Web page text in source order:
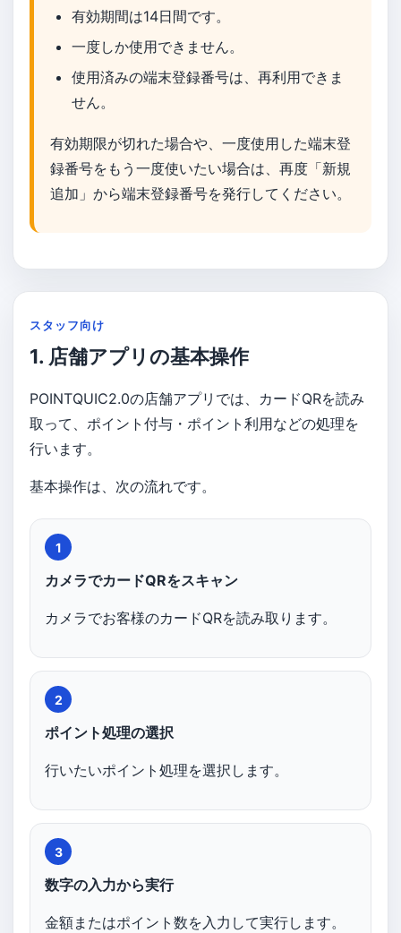
有効期間は14日間です。
一度しか使用できません。
使用済みの端末登録番号は、再利用できま
せん。
有効期限が切れた場合や、一度使用した端末登
録番号をもう一度使いたい場合は、再度「新規
追加」から端末登録番号を発行してください。
スタッフ向け
1. 店舗アプリの基本操作
POINTQUIC2.0の店舗アプリでは、カードQRを読み
取って、ポイント付与・ポイント利用などの処理を
行います。
基本操作は、次の流れです。
1
カメラでカードQRをスキャン
カメラでお客様のカードQRを読み取ります。
2
ポイント処理の選択
行いたいポイント処理を選択します。
3
数字の入力から実行
金額またはポイント数を入力して実行します。